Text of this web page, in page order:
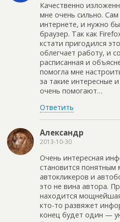
Качественно
мне очень сильно.
интернете, и нужно
браузер. Так как
кстати пригодился
облегчает работу, и
расписанная и
помогла мне
за такие интересные
очень помогают…
Ответить
Александр
2013-10-30
Очень интересная
становится понятным
автокликеров и
это не вина автора.
находится
кто-то развяжет
конец будет один —